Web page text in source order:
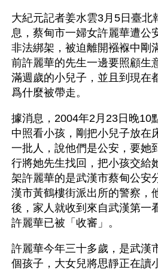
大紀元記者姜水雲3月5日臺北
息，蔡甸市一婦女許麗華遭公
非法綁架，被迫離開襁褓中剛
前許麗華的先生一邊要照顧生
滿週歲的小兒子，並且到現在
爲什麼被帶走。
據消息，2004年2月23日晚10
中照看小孩，剛把小兒子放在
一批人，說他們是公安，要她
行將她先生找回，把小孩交給
架許麗華的是武漢市蔡甸公安
漢市黃鶴樓街派出所的警察，
後，家人就收到來自武漢第一
許麗華已被「收審」。
許麗華今年三十多歲，是武漢
個孩子，大女兒將思靜正在讀